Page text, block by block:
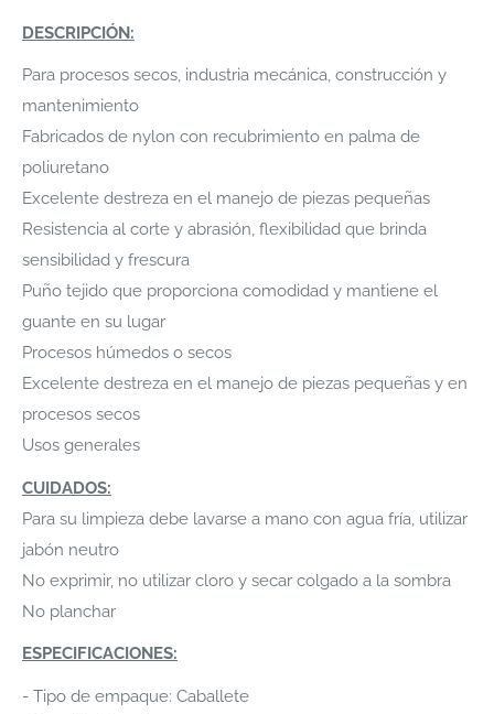
DESCRIPCIÓN:
Para procesos secos, industria mecánica, construcción y
mantenimiento
Fabricados de nylon con recubrimiento en palma de
poliuretano
Excelente destreza en el manejo de piezas pequeñas
Resistencia al corte y abrasión, flexibilidad que brinda
sensibilidad y frescura
Puño tejido que proporciona comodidad y mantiene el
guante en su lugar
Procesos húmedos o secos
Excelente destreza en el manejo de piezas pequeñas y en
procesos secos
Usos generales
CUIDADOS:
Para su limpieza debe lavarse a mano con agua fría, utilizar
jabón neutro
No exprimir, no utilizar cloro y secar colgado a la sombra
No planchar
ESPECIFICACIONES:
- Tipo de empaque: Caballete